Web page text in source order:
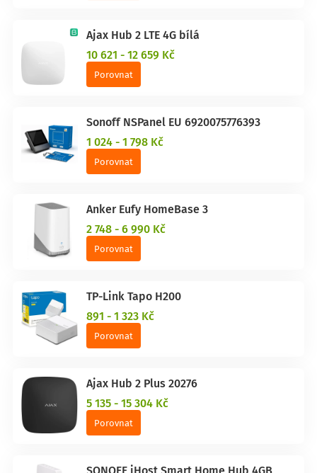
Ajax Hub 2 LTE 4G bílá
10 621 - 12 659 Kč
Porovnat
Sonoff NSPanel EU 6920075776393
1 024 - 1 798 Kč
Porovnat
Anker Eufy HomeBase 3
2 748 - 6 990 Kč
Porovnat
TP-Link Tapo H200
891 - 1 323 Kč
Porovnat
Ajax Hub 2 Plus 20276
5 135 - 15 304 Kč
Porovnat